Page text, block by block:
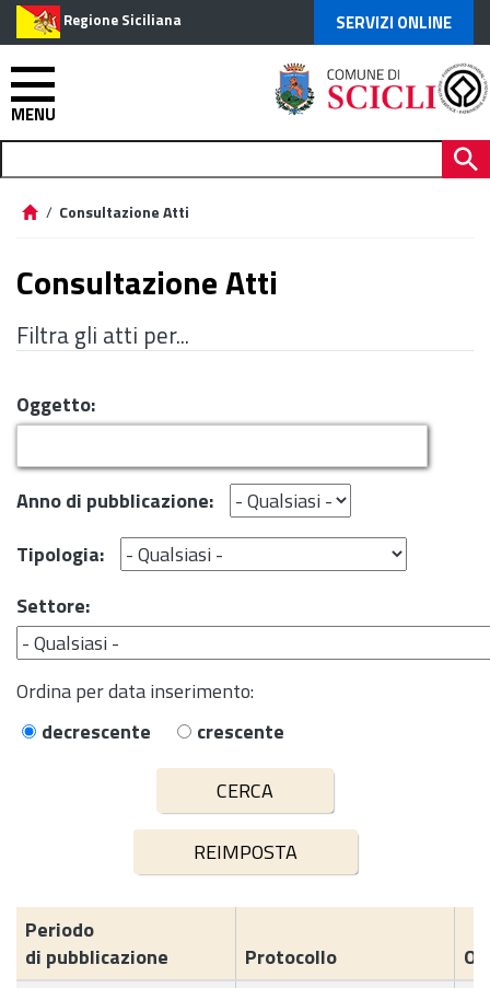
Regione Siciliana SERVIZI ONLINE
MENU
/ Consultazione Atti
Consultazione Atti
Filtra gli atti per...
Oggetto:
Anno di pubblicazione:
Tipologia:
Settore:
Ordina per data inserimento:
decrescente
crescente
Periodo
di pubblicazione
Protocollo